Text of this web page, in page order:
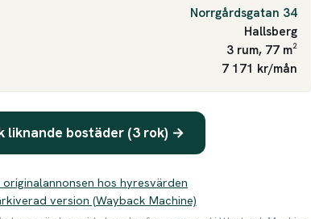
Norrgårdsgatan 34
Hallsberg
3 rum, 77 m²
7 171 kr/mån
liknande bostäder (3 rok) →
originalannonsen hos hyresvärden
version (Wayback Machine)